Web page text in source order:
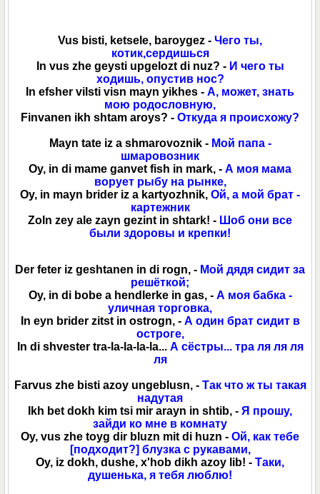
Vus bisti, ketsele, baroygez - Чего ты,
котик,сердишься
In vus zhe geysti upgelozt di nuz? - И чего ты
ходишь, опустив нос?
In efsher vilsti visn mayn yikhes - А, может, знать
мою родословную,
Finvanen ikh shtam aroys? - Откуда я происхожу?
Mayn tate iz a shmarovoznik - Мой папа -
шмаровозник
Oy, in di mame ganvet fish in mark, - А моя мама
ворует рыбу на рынке,
Oy, in mayn brider iz a kartyozhnik, Ой, а мой брат -
картежник
Zoln zey ale zayn gezint in shtark! - Шоб они все
были здоровы и крепки!
Der feter iz geshtanen in di rogn, - Мой дядя сидит за
решёткой;
Oy, in di bobe a hendlerke in gas, - А моя бабка -
уличная торговка,
In eyn brider zitst in ostrogn, -А один брат сидит в
остроге,
In di shvester tra-la-la-la-la... А сёстры... тра ля ля ля
ля
Farvus zhe bisti azoy ungeblusn, - Так что ж ты такая
надутая
Ikh bet dokh kim tsi mir arayn in shtib, - Я прошу,
зайди ко мне в комнату
Oy, vus zhe toyg dir bluzn mit di huzn - Ой, как тебе
[подходит?] блузка с рукавами,
Oy, iz dokh, dushe, х'hob dikh azoy lib! - Таки,
душенька, я тебя люблю!